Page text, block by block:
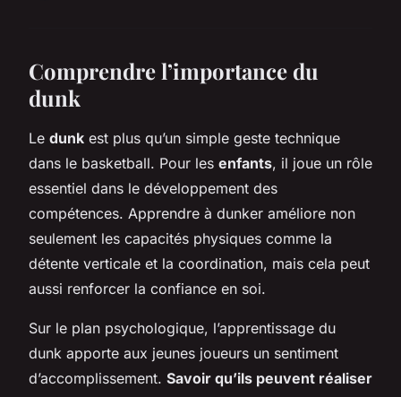
Comprendre l’importance du
dunk
Le dunk est plus qu’un simple geste technique
dans le basketball. Pour les enfants, il joue un rôle
essentiel dans le développement des
compétences. Apprendre à dunker améliore non
seulement les capacités physiques comme la
détente verticale et la coordination, mais cela peut
aussi renforcer la confiance en soi.
Sur le plan psychologique, l’apprentissage du
dunk apporte aux jeunes joueurs un sentiment
d’accomplissement. Savoir qu’ils peuvent réaliser